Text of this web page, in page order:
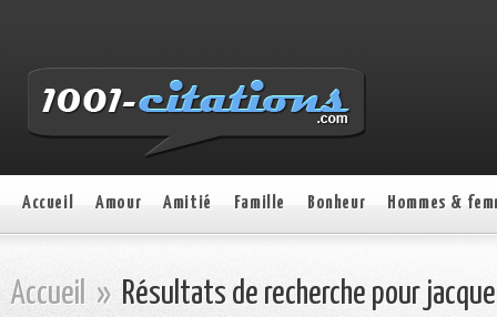
Accueil Amour Amitié Famille Bonheur Hommes &
Accueil » Résultats de recherche pour